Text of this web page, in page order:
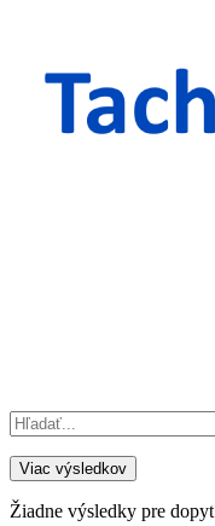
Viac výsledkov
Žiadne výsledky pre dopyt